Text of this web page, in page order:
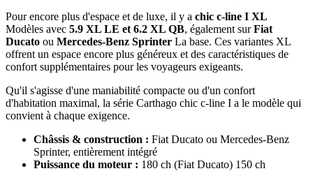
Pour encore plus d'espace et de luxe, il y a chic c-line I XL
Modèles avec 5.9 XL LE et 6.2 XL QB, également surFiat
Ducato ou Mercedes-Benz Sprinter La base. Ces variantes XL
offrent un espace encore plus généreux et des caractéristiques de
confort supplémentaires pour les voyageurs exigeants.
Qu'il s'agisse d'une maniabilité compacte ou d'un confort
d'habitation maximal, la série Carthago chic c-line I a le modèle qui
convient à chaque exigence.
Châssis & construction : Fiat Ducato ou Mercedes-Benz
Sprinter, entièrement intégré
Puissance du moteur : 180 ch (Fiat Ducato) 150 ch